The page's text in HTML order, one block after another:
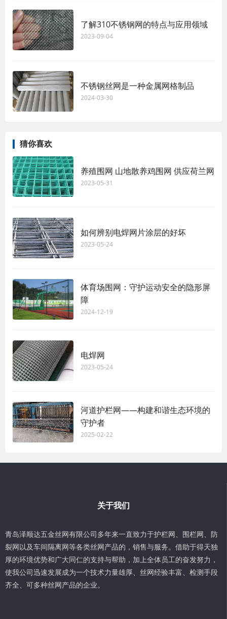
了解310不锈钢网的特点与应用领域
2023-09-04
不锈钢丝网是一种金属网格制品
2024-03-30
猜你喜欢
养殖围网 山地散养鸡围网 供应荷兰网
2023-05-31
如何辨别电焊网片涂层的好坏
2023-05-24
体育场围网：守护运动安全的隐形屏
障
2024-12-19
电焊网
2023-05-24
河道护栏网——构建和谐生态环境的
守护者
2025-02-22
关于我们
青岛泽顺达五金丝网有限公司多年来一直致力于护栏网、围栏网、防
裂网以及车间隔离网等各类丝网产品的，销售与服务。借助于得天独
厚的环境优势和广大同仁的支持与帮助，加上全体员工的奋发努力，
使我公司迅速发展成为一个技术力量雄厚、丝网经验丰富、检测手段
齐全、可多种丝网产品的企业。